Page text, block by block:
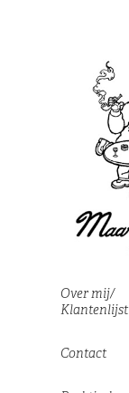
Over mij/
Klantenlijst
Contact